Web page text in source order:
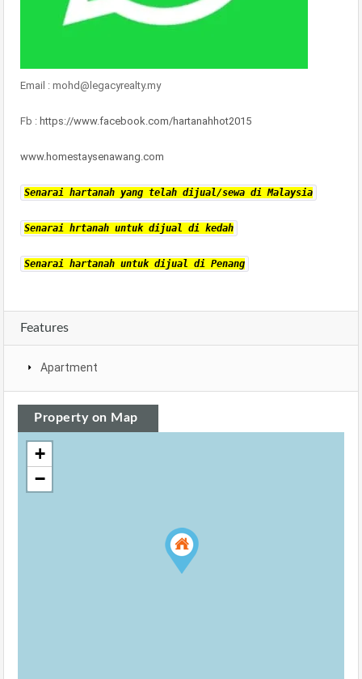
Email : mohd@legacyrealty.my
Fb : https://www.facebook.com/hartanahhot2015
www.homestaysenawang.com
Senarai hartanah yang telah dijual/sewa di Malaysia
Senarai hrtanah untuk dijual di kedah
Senarai hartanah untuk dijual di Penang
Features
Apartment
Property on Map
+
−